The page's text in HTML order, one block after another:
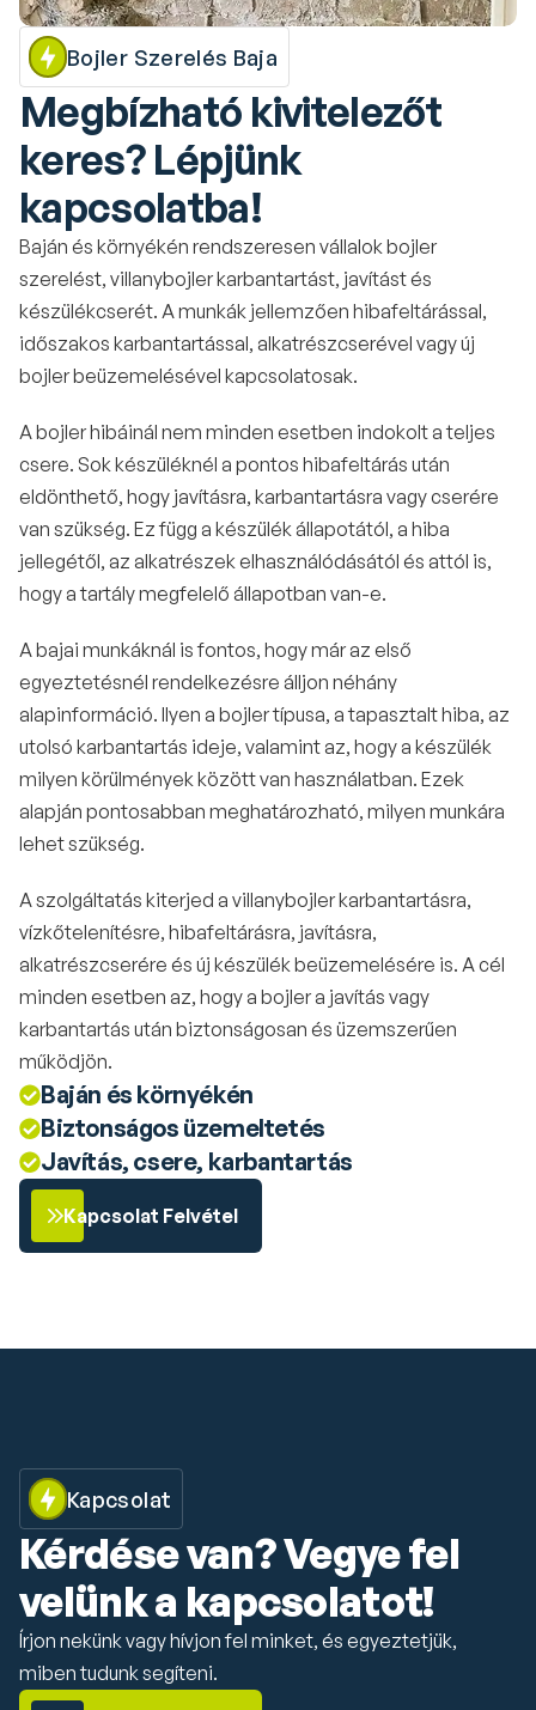
Bojler Szerelés Baja
Megbízható kivitelezőt
keres? Lépjünk
kapcsolatba!
Baján és környékén rendszeresen vállalok bojler
szerelést, villanybojler karbantartást, javítást és
készülékcserét. A munkák jellemzően hibafeltárással,
időszakos karbantartással, alkatrészcserével vagy új
bojler beüzemelésével kapcsolatosak.
A bojler hibáinál nem minden esetben indokolt a teljes
csere. Sok készüléknél a pontos hibafeltárás után
eldönthető, hogy javításra, karbantartásra vagy cserére
van szükség. Ez függ a készülék állapotától, a hiba
jellegétől, az alkatrészek elhasználódásától és attól is,
hogy a tartály megfelelő állapotban van-e.
A bajai munkáknál is fontos, hogy már az első
egyeztetésnél rendelkezésre álljon néhány
alapinformáció. Ilyen a bojler típusa, a tapasztalt hiba, az
utolsó karbantartás ideje, valamint az, hogy a készülék
milyen körülmények között van használatban. Ezek
alapján pontosabban meghatározható, milyen munkára
lehet szükség.
A szolgáltatás kiterjed a villanybojler karbantartásra,
vízkőtelenítésre, hibafeltárásra, javításra,
alkatrészcserére és új készülék beüzemelésére is. A cél
minden esetben az, hogy a bojler a javítás vagy
karbantartás után biztonságosan és üzemszerűen
működjön.
Baján és környékén
Biztonságos üzemeltetés
Javítás, csere, karbantartás
Kapcsolat Felvétel
Kapcsolat
Kérdése van? Vegye fel
velünk a kapcsolatot!
Írjon nekünk vagy hívjon fel minket, és egyeztetjük,
miben tudunk segíteni.